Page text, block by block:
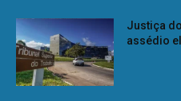
Justiça
assédio